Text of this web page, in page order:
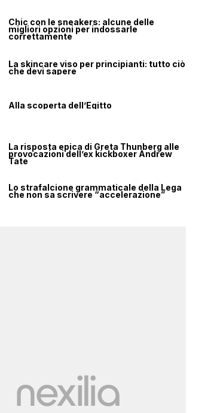
Chic con le sneakers: alcune delle
migliori opzioni per indossarle
correttamente
La skincare viso per principianti: tutto ciò
che devi sapere
Alla scoperta dell’Egitto
La risposta epica di Greta Thunberg alle
provocazioni dell’ex kickboxer Andrew
Tate
Lo strafalcione grammaticale della Lega
che non sa scrivere “accelerazione”